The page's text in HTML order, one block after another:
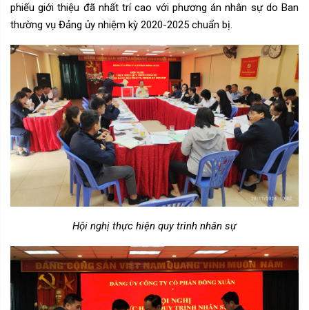
phiếu giới thiệu đã nhất trí cao với phương án nhân sự do Ban
thường vụ Đảng ủy nhiệm kỳ 2020-2025 chuẩn bị.
Hội nghị thực hiện quy trình nhân sự